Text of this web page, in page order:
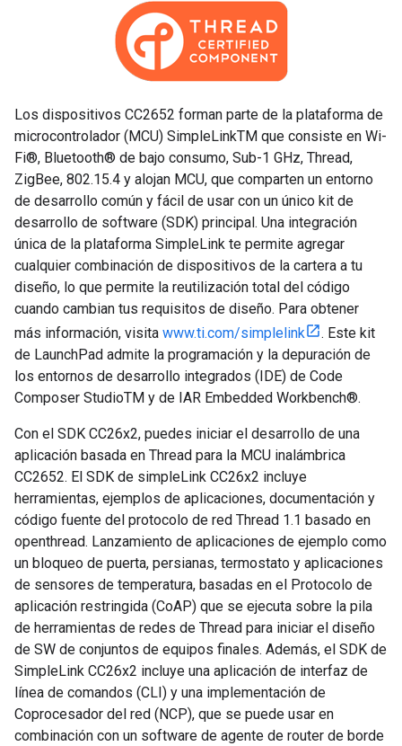
Los dispositivos CC2652 forman parte de la plataforma de
microcontrolador (MCU) SimpleLinkTM que consiste en Wi-
Fi®, Bluetooth® de bajo consumo, Sub-1 GHz, Thread,
ZigBee, 802.15.4 y alojan MCU, que comparten un entorno
de desarrollo común y fácil de usar con un único kit de
desarrollo de software (SDK) principal. Una integración
única de la plataforma SimpleLink te permite agregar
cualquier combinación de dispositivos de la cartera a tu
diseño, lo que permite la reutilización total del código
cuando cambian tus requisitos de diseño. Para obtener
más información, visita www.ti.com/simplelink
. Este kit
de LaunchPad admite la programación y la depuración de
los entornos de desarrollo integrados (IDE) de Code
Composer StudioTM y de IAR Embedded Workbench®.
Con el SDK CC26x2, puedes iniciar el desarrollo de una
aplicación basada en Thread para la MCU inalámbrica
CC2652. El SDK de simpleLink CC26x2 incluye
herramientas, ejemplos de aplicaciones, documentación y
código fuente del protocolo de red Thread 1.1 basado en
openthread. Lanzamiento de aplicaciones de ejemplo como
un bloqueo de puerta, persianas, termostato y aplicaciones
de sensores de temperatura, basadas en el Protocolo de
aplicación restringida (CoAP) que se ejecuta sobre la pila
de herramientas de redes de Thread para iniciar el diseño
de SW de conjuntos de equipos finales. Además, el SDK de
SimpleLink CC26x2 incluye una aplicación de interfaz de
línea de comandos (CLI) y una implementación de
Coprocesador del red (NCP), que se puede usar en
combinación con un software de agente de router de borde